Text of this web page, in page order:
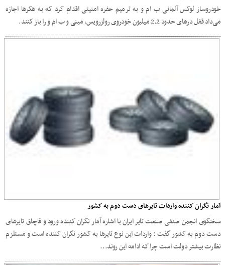
خودروساز لوکس آلمانی ب ام و به ترمیم حفره امنیتی اقدام کرد که به هکرها اجازه
می‌داد قفل درهای حدود 2.2 میلیون خودروی رولزرویس، مینی و ب ام و را باز کنند.
آمار نگران کننده واردات تایرهای دست دوم به کشور
سخنگوی انجمن صنفی صنعت تایر ایران با اشاره آمار نگران کننده ورود و قاچاق تایرهای
دست دوم به کشور گفت : واردات این نوع تایرها به کشور نگران کننده است و مستلزم
نظارت بیشتر دولت است چرا که ادامه این روند...